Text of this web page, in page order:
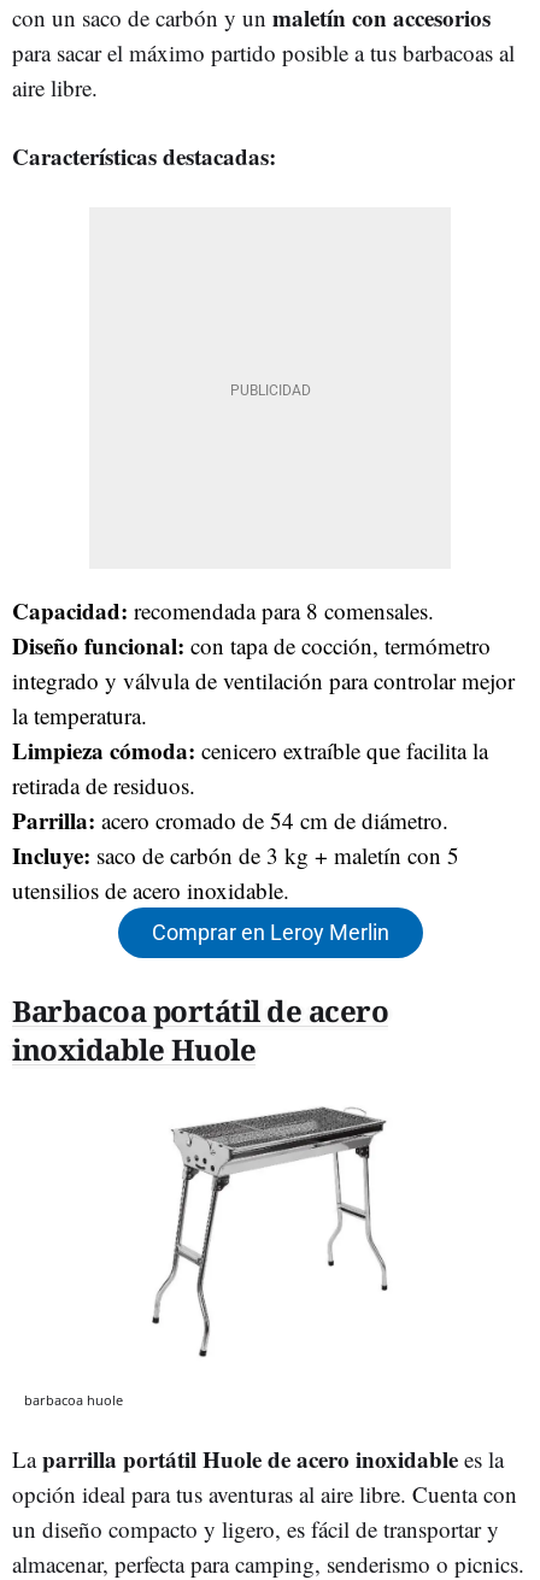
con un saco de carbón y un maletín con accesorios
para sacar el máximo partido posible a tus barbacoas al
aire libre.
Características destacadas:
Capacidad: recomendada para 8 comensales.
Diseño funcional: con tapa de cocción, termómetro
integrado y válvula de ventilación para controlar mejor
la temperatura.
Limpieza cómoda: cenicero extraíble que facilita la
retirada de residuos.
Parrilla: acero cromado de 54 cm de diámetro.
Incluye: saco de carbón de 3 kg + maletín con 5
utensilios de acero inoxidable.
Comprar en Leroy Merlin
Barbacoa portátil de acero
inoxidable Huole
barbacoa huole
Laparrilla portátil Huole de acero inoxidable es la
opción ideal para tus aventuras al aire libre. Cuenta con
un diseño compacto y ligero, es fácil de transportar y
almacenar, perfecta para camping, senderismo o picnics.